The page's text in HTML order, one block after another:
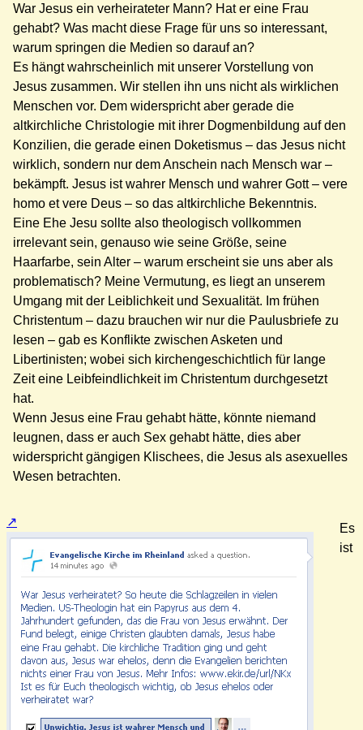
War Jesus ein verheirateter Mann? Hat er eine Frau
gehabt? Was macht diese Frage für uns so interessant,
warum springen die Medien so darauf an?
Es hängt wahrscheinlich mit unserer Vorstellung von
Jesus zusammen. Wir stellen ihn uns nicht als wirklichen
Menschen vor. Dem widerspricht aber gerade die
altkirchliche Christologie mit ihrer Dogmenbildung auf den
Konzilien, die gerade einen Doketismus – das Jesus nicht
wirklich, sondern nur dem Anschein nach Mensch war –
bekämpft. Jesus ist wahrer Mensch und wahrer Gott – vere
homo et vere Deus – so das altkirchliche Bekenntnis.
Eine Ehe Jesu sollte also theologisch vollkommen
irrelevant sein, genauso wie seine Größe, seine
Haarfarbe, sein Alter – warum erscheint sie uns aber als
problematisch? Meine Vermutung, es liegt an unserem
Umgang mit der Leiblichkeit und Sexualität. Im frühen
Christentum – dazu brauchen wir nur die Paulusbriefe zu
lesen – gab es Konflikte zwischen Asketen und
Libertinisten; wobei sich kirchengeschichtlich für lange
Zeit eine Leibfeindlichkeit im Christentum durchgesetzt
hat.
Wenn Jesus eine Frau gehabt hätte, könnte niemand
leugnen, dass er auch Sex gehabt hätte, dies aber
widerspricht gängigen Klischees, die Jesus als asexuelles
Wesen betrachten.
Es
ist